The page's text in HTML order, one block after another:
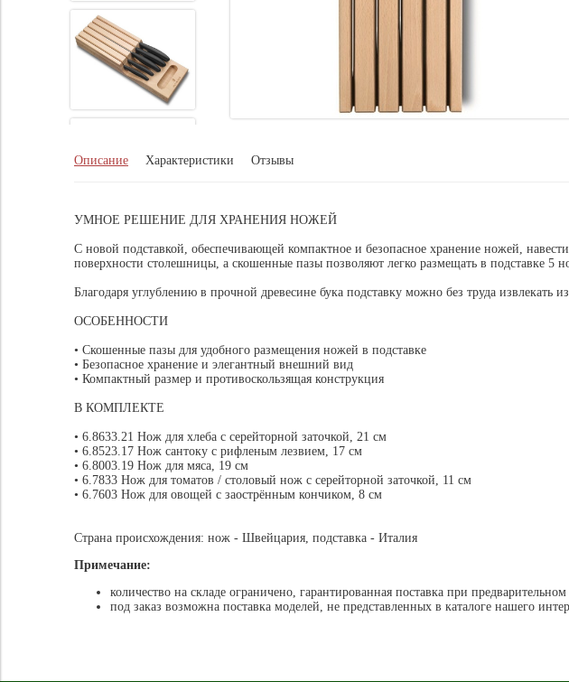
Описание Характеристики Отзывы
УМНОЕ РЕШЕНИЕ ДЛЯ ХРАНЕНИЯ НОЖЕЙ
С новой подставкой, обеспечивающей компактное и безопасное хранение ножей,
поверхности столешницы, а скошенные пазы позволяют легко размещать в подставке 5
Благодаря углублению в прочной древесине бука подставку можно без труда извлекать
ОСОБЕННОСТИ
• Скошенные пазы для удобного размещения ножей в подставке
• Безопасное хранение и элегантный внешний вид
• Компактный размер и противоскользящая конструкция
В КОМПЛЕКТЕ
• 6.8633.21 Нож для хлеба с серейторной заточкой, 21 см
• 6.8523.17 Нож сантоку с рифленым лезвием, 17 см
• 6.8003.19 Нож для мяса, 19 см
• 6.7833 Нож для томатов / столовый нож с серейторной заточкой, 11 см
• 6.7603 Нож для овощей с заострённым кончиком, 8 см
Страна происхождения: нож - Швейцария, подставка - Италия
Примечание:
количество на складе ограничено, гарантированная поставка при предварительном
под заказ возможна поставка моделей, не представленных в каталоге нашего